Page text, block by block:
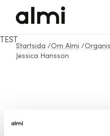
Startsida /Om Almi /
Jessica Hansson
TEST